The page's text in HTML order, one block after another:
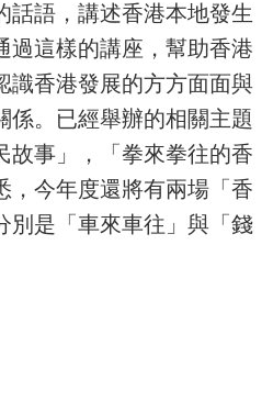
話語，講述香港本地發生
過這樣的講座，幫助香港
識香港發展的方方面面與
係。已經舉辦的相關主題
故事」，「拳來拳往的香
，今年度還將有兩場「香
別是「車來車往」與「錢